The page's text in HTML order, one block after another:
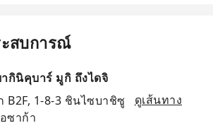
สบการณ์
กินิคุบาร์ มูกิ ถึงไดจิ
B2F, 1-8-3 ชินไซบาชิซู
ซาก้า
ดูเส้นทาง